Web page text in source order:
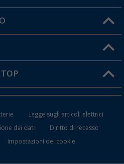
TOP
Legge sugli articoli elettrici
dei dati
Diritto di recesso
Impostazioni dei cookie